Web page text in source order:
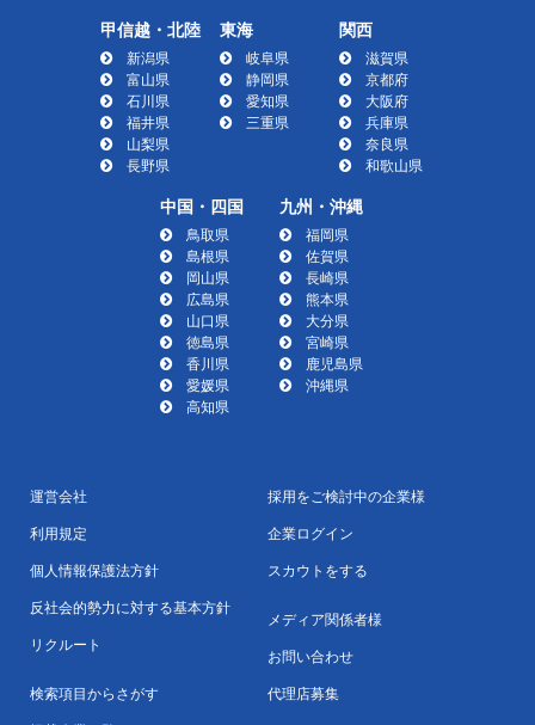
甲信越・北陸
新潟県
富山県
石川県
福井県
山梨県
長野県
東海
岐阜県
静岡県
愛知県
三重県
関西
滋賀県
京都府
大阪府
兵庫県
奈良県
和歌山県
中国・四国
鳥取県
島根県
岡山県
広島県
山口県
徳島県
香川県
愛媛県
高知県
九州・沖縄
福岡県
佐賀県
長崎県
熊本県
大分県
宮崎県
鹿児島県
沖縄県
運営会社
利用規定
個人情報保護法方針
反社会的勢力に対する基本方針
リクルート
検索項目からさがす
採用をご検討中の企業様
企業ログイン
スカウトをする
メディア関係者様
お問い合わせ
代理店募集